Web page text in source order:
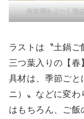
金目鯛をよーく混
ラストは〝土鍋ご
三つ葉入りの【
具材は、季節ごと
ニ）〟などに変
はもちろん、ご飯